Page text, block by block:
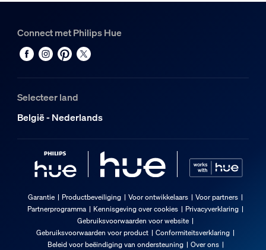
Connect met Philips Hue
Selecteer land
België - Nederlands
Garantie Productbeveiliging Voor ontwikkelaars
Voor partners
Partnerprogramma
Kennisgeving over cookies
Privacyverklaring
Gebruiksvoorwaarden voor website
Gebruiksvoorwaarden voor product
Conformiteitsverklaring
Beleid voor beëindiging van ondersteuning
Over ons